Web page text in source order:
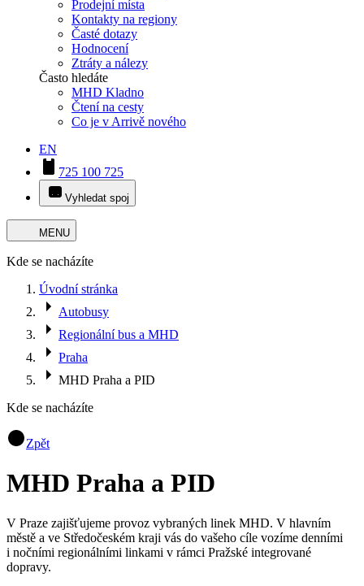
Prodejní místa
Kontakty na regiony
Časté dotazy
Hodnocení
Ztráty a nálezy
Často hledáte
MHD Kladno
Čtení na cesty
Co je v Arrivě nového
EN
725 100 725
Vyhledat spoj
MENU
Kde se nacházíte
Úvodní stránka
Autobusy
Regionální bus a MHD
Praha
MHD Praha a PID
Kde se nacházíte
Zpět
MHD Praha a PID
V Praze zajišťujeme provoz vybraných linek MHD. V hlavním
městě a ve Středočeském kraji vás do vašeho cíle vozíme denními
i nočními regionálními linkami v rámci Pražské integrované
dopravy.